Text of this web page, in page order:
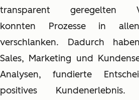
transparent geregelten
konnten Prozesse in
verschlanken. Dadurch
Sales, Marketing und
Analysen, fundierte
positives